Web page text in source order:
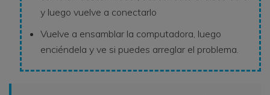
y luego vuelve a conectarlo
Vuelve a ensamblar la computadora, luego
enciéndela y ve si puedes arreglar el problema.